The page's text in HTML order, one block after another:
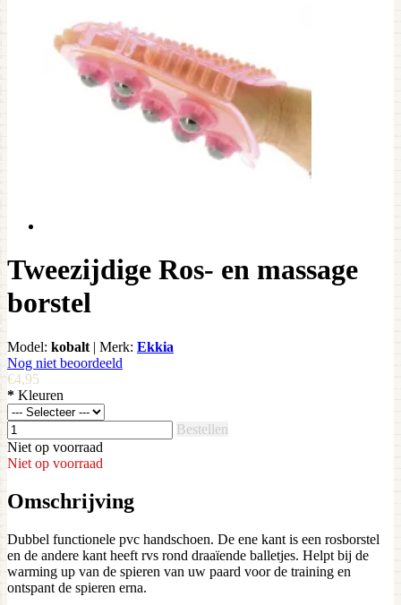
Tweezijdige Ros- en massage
borstel
Model: kobalt | Merk: Ekkia
Nog niet beoordeeld
€4,95
* Kleuren
Bestellen
Niet op voorraad
Niet op voorraad
Omschrijving
Dubbel functionele pvc handschoen. De ene kant is een rosborstel
en de andere kant heeft rvs rond draaïende balletjes. Helpt bij de
warming up van de spieren van uw paard voor de training en
ontspant de spieren erna.